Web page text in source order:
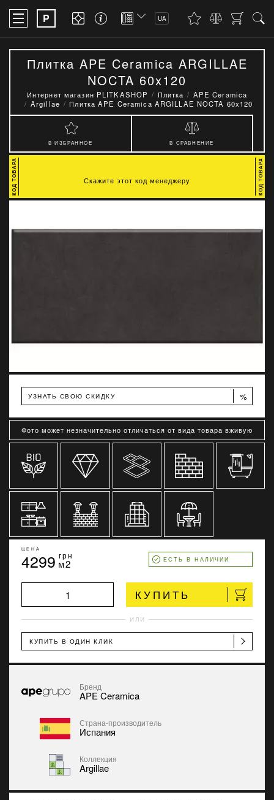
P UA
Плитка APE Ceramica ARGILLAE
NOCTA 60x120
Интернет магазин PLITKASHOP Плитка
APE Ceramica
Argillae
Плитка APE Ceramica ARGILLAE NOCTA 60x120
В ИЗБРАННОЕ В СРАВНЕНИЕ
УЗНАТЬ СВОЮ СКИДКУ %
Фото может незначительно отличаться от вида товара вживую
ЦЕНА
4299 грн
м2 ЕСТЬ В НАЛИЧИИ
КУПИТЬ
ИЛИ
КУПИТЬ В ОДИН КЛИК
Бренд
APE Ceramica
Страна-производитель
Испания
Коллекция
Argillae
Скажите этот код менеджеру